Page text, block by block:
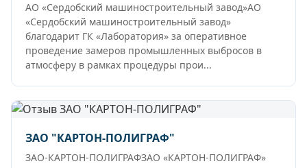
АО «Сердобский машиностроительный завод»АО
«Сердобский машиностроительный завод»
благодарит ГК «Лаборатория» за оперативное
проведение замеров промышленных выбросов в
атмосферу в рамках процедуры прои...
ЗАО "КАРТОН-ПОЛИГРАФ"
ЗАО-КАРТОН-ПОЛИГРАФЗАО «КАРТОН-ПОЛИГРАФ»